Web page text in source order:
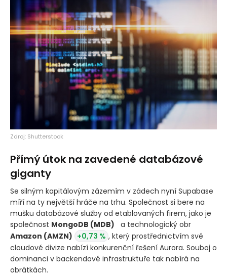
Zdroj: Shutterstock
Přímý útok na zavedené databázové
giganty
Se silným kapitálovým zázemím v zádech nyní Supabase
míří na ty největší hráče na trhu. Společnost si bere na
mušku databázové služby od etablovaných firem, jako je
společnost MongoDB (MDB)
a technologický obr
Amazon (AMZN) +0,73 % , který prostřednictvím své
cloudové divize nabízí konkurenční řešení Aurora. Souboj o
dominanci v backendové infrastruktuře tak nabírá na
obrátkách.